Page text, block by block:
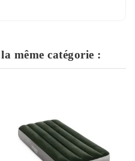
même catégorie :